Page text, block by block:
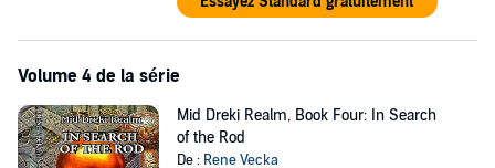
Volume 4 de la série
Mid Dreki Realm, Book Four: In Search
of the Rod
De : Rene Vecka